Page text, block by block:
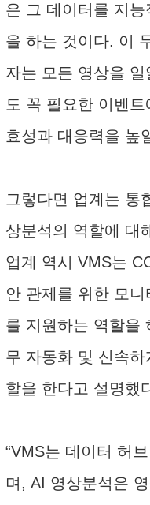
은 그 데이터를 지능
을 하는 것이다. 이
자는 모든 영상을
도 꼭 필요한 이벤
효성과 대응력을 높
그렇다면 업계는 통
상분석의 역할에 대
업계 역시 VMS는
안 관제를 위한 모
를 지원하는 역할을
무 자동화 및 신속
할을 한다고 설명했
“VMS는 데이터 허
며, AI 영상분석은